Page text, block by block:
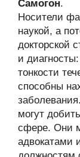
Самогон.
Носители
наукой, а
докторской
и
тонкости
способны
могут
сфере. Они
адвокатами